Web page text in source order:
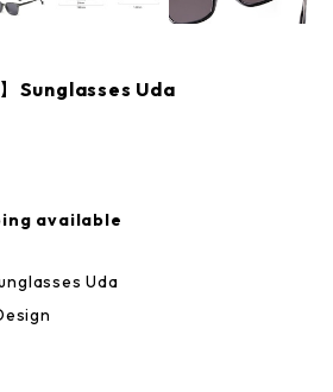
Sunglasses Uda
available
Uda